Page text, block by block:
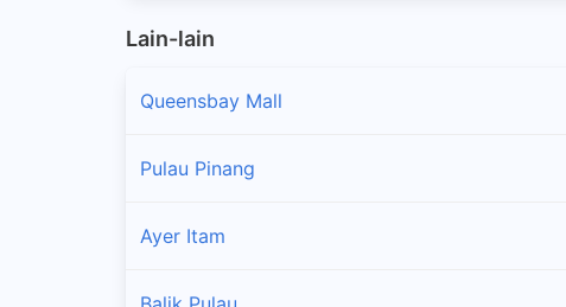
Lain-lain
Queensbay Mall
Pulau Pinang
Ayer Itam